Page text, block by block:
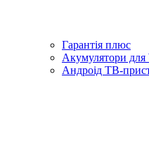
Гарантiя плюс
Акумулятори для
Андроід ТВ-